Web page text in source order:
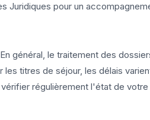
pour un
général, le traitement des
les titres de séjour, les délais
régulièrement l'état de votre